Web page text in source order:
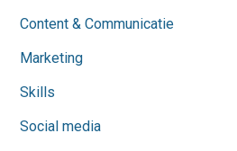
Content & Communicatie
Marketing
Skills
Social media